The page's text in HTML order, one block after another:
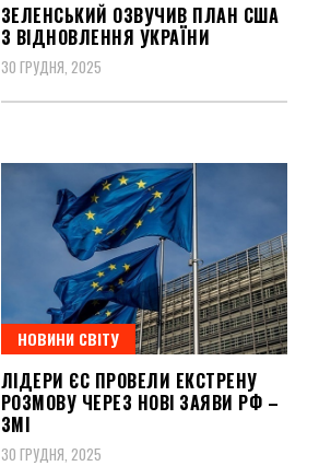
ЗЕЛЕНСЬКИЙ ОЗВУЧИВ ПЛАН США
З ВІДНОВЛЕННЯ УКРАЇНИ
30 ГРУДНЯ, 2025
НОВИНИ СВІТУ
ЛІДЕРИ ЄС ПРОВЕЛИ ЕКСТРЕНУ
РОЗМОВУ ЧЕРЕЗ НОВІ ЗАЯВИ РФ –
ЗМІ
30 ГРУДНЯ, 2025